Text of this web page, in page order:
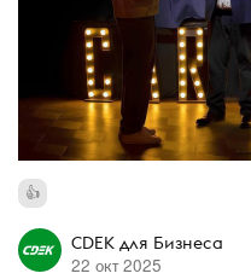
CDEK для Бизнеса
22 окт 2025